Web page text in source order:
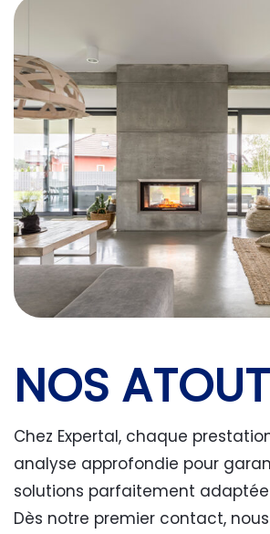
NOS
Chez Expertal, chaque
analyse approfondie pour
solutions parfaitement
Dès notre premier contact,